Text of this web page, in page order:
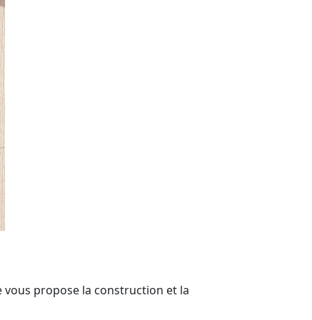
vous propose la construction et la